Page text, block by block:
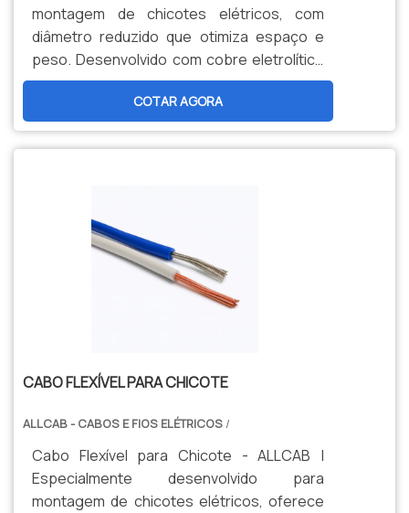
montagem de chicotes elétricos, com
diâmetro reduzido que otimiza espaço e
peso. Desenvolvido com cobre eletrolítico
e isolação termorresistente para 105°C,
atendendo à norma DIN 72551. Flexibilidade
superior para instalação em espaços
confinados, garantindo máxima eficiência e
COTAR AGORA
CABO FLEXÍVEL PARA CHICOTE
ALLCAB - CABOS E FIOS ELÉTRICOS /
Cabo Flexível para Chicote - ALLCAB |
Especialmente desenvolvido para
montagem de chicotes elétricos, oferece